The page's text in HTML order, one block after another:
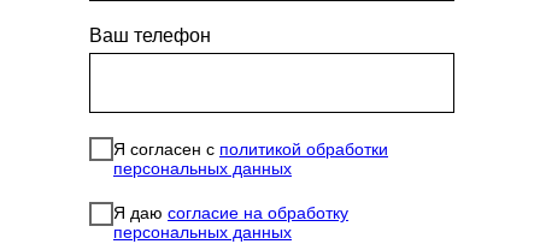
Ваш телефон
Я согласен с политикой обработки
персональных данных
Я даю согласие на обработку
персональных данных